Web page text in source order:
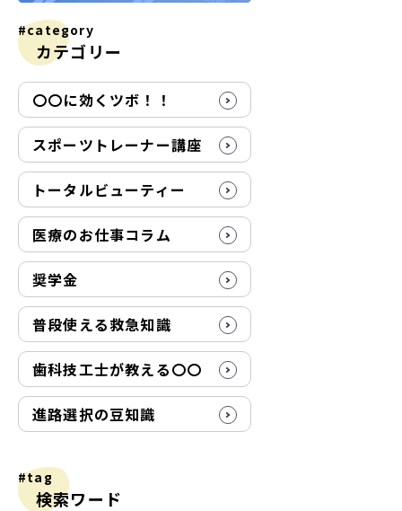
#category
カテゴリー
〇〇に効くツボ！！
スポーツトレーナー講座
トータルビューティー
医療のお仕事コラム
奨学金
普段使える救急知識
歯科技工士が教える〇〇
進路選択の豆知識
#tag
検索ワード